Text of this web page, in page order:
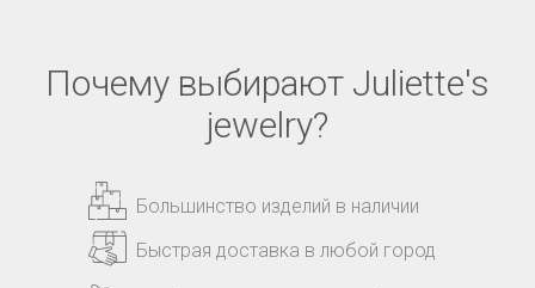
Почему выбирают Juliette's
jewelry?
Большинство изделий в наличии
Быстрая доставка в любой город